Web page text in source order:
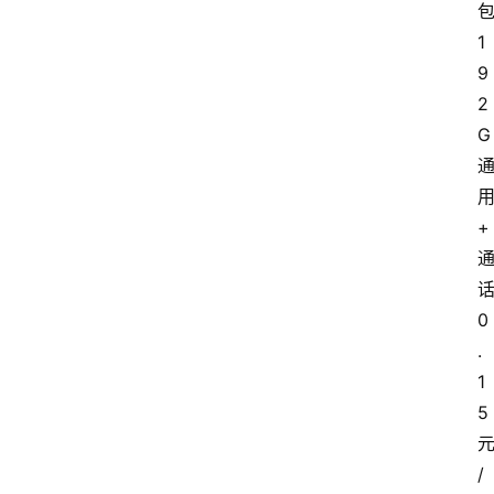
包
1
9
2
G
通
用
+
通
话
0
.
1
5
元
/